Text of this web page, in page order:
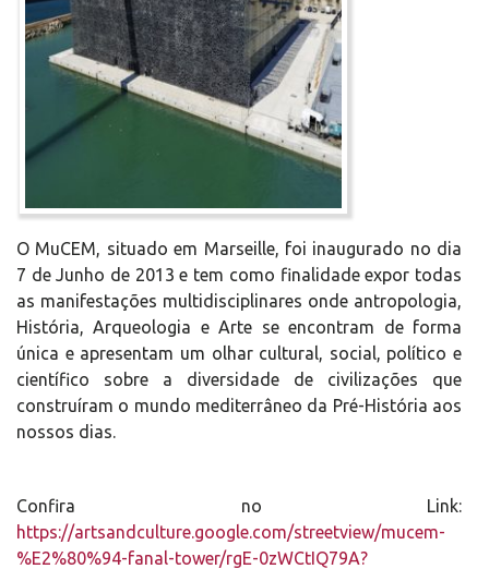
O MuCEM, situado em Marseille, foi inaugurado no dia
7 de Junho de 2013 e tem como finalidade expor todas
as manifestações multidisciplinares onde antropologia,
História, Arqueologia e Arte se encontram de forma
única e apresentam um olhar cultural, social, político e
científico sobre a diversidade de civilizações que
construíram o mundo mediterrâneo da Pré-História aos
nossos dias.
Confira no Link:
https://artsandculture.google.com/streetview/mucem-
%E2%80%94-fanal-tower/rgE-0zWCtIQ79A?